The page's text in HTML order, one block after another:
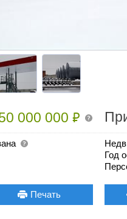
000 000₽
Год
Печать